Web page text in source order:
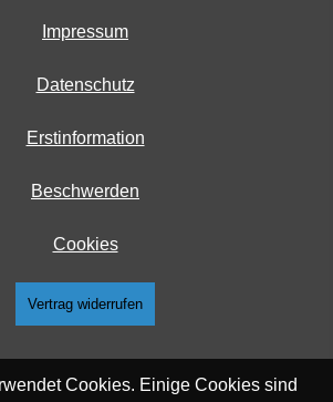
Impressum
Datenschutz
Erstinformation
Beschwerden
Cookies
Vertrag widerrufen
Cookies. Einige Cookies sind